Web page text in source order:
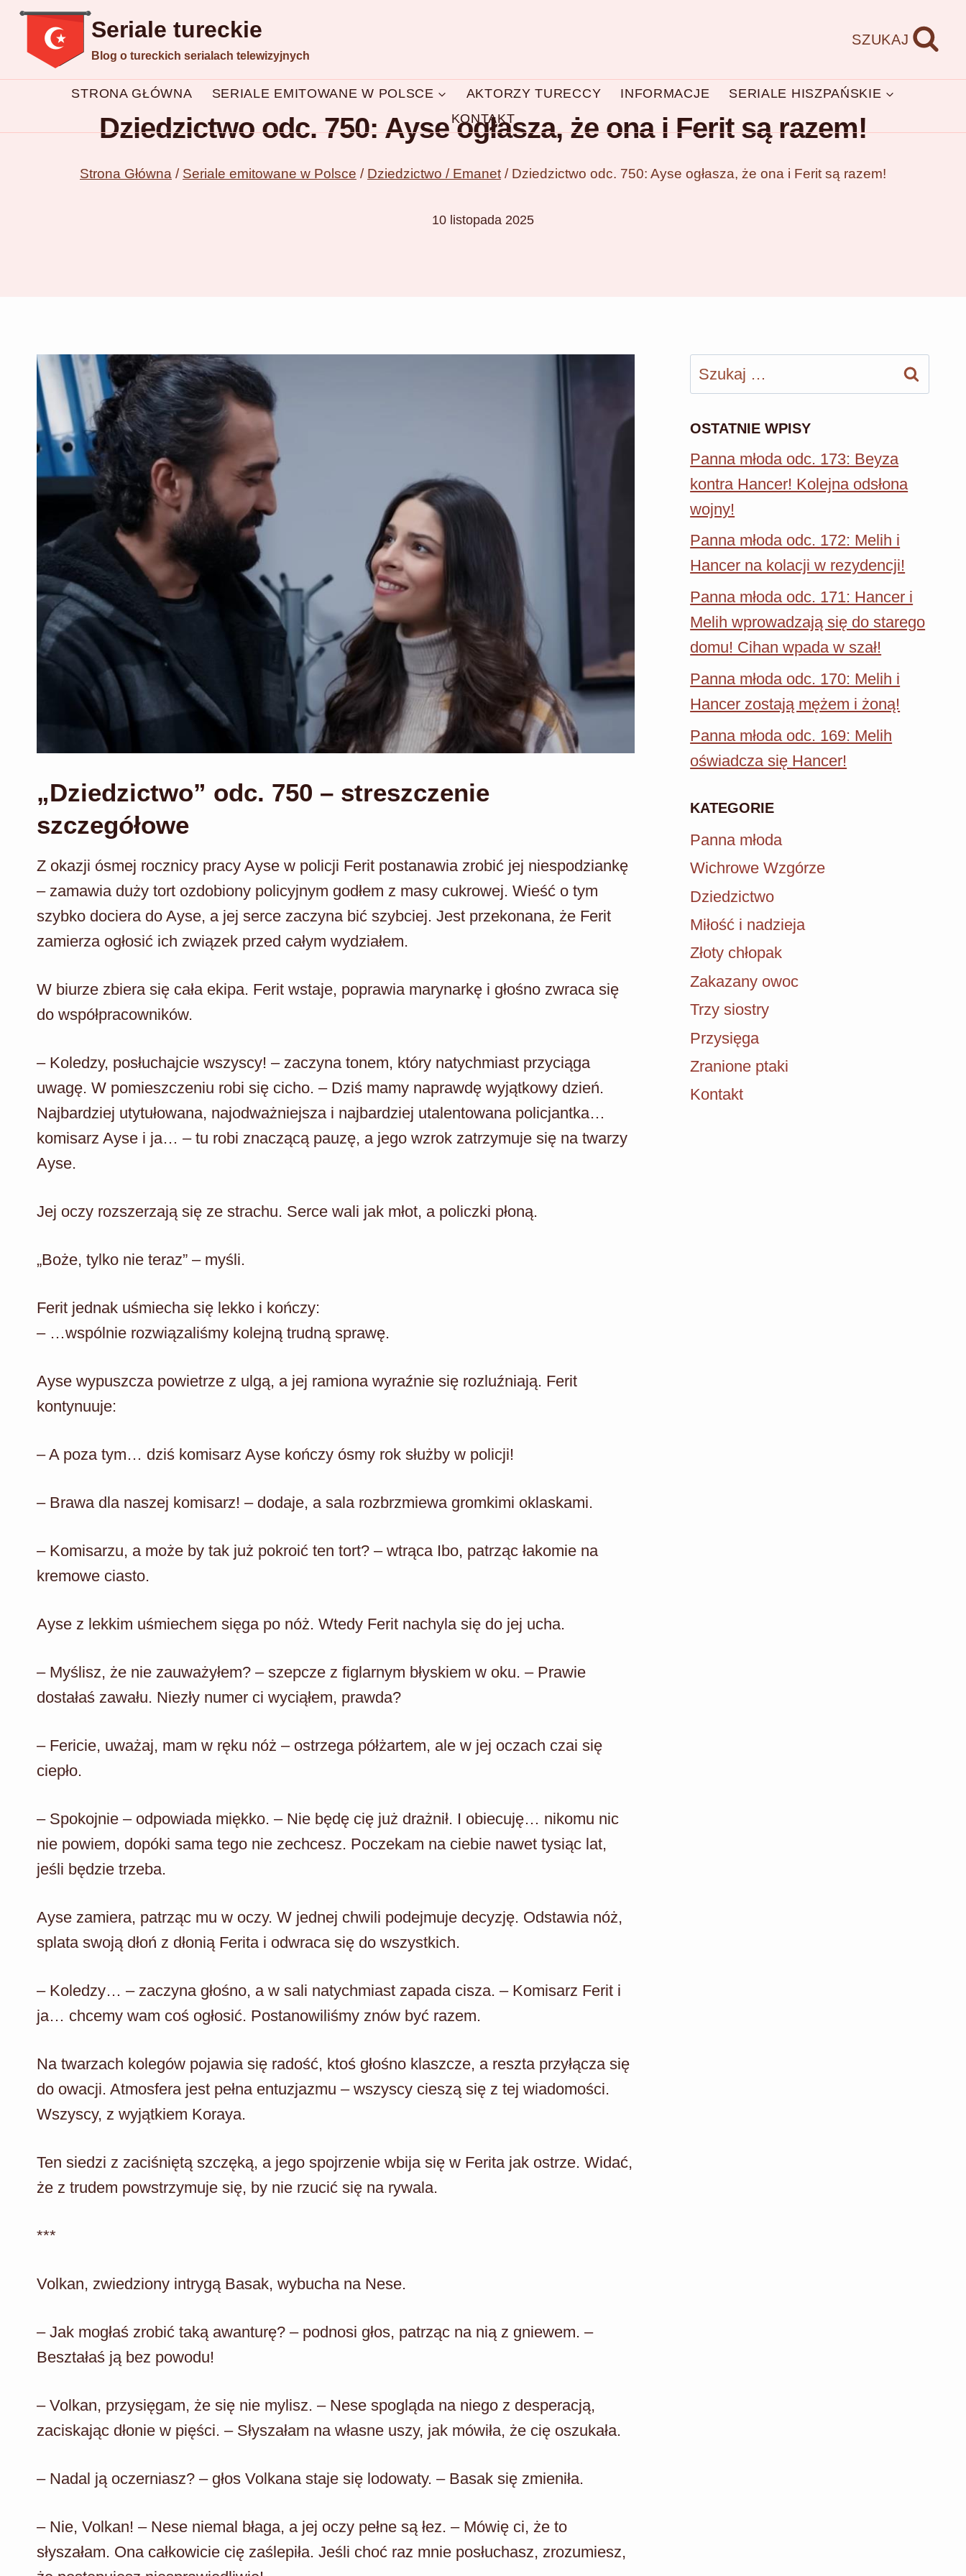
Przejdź
treści
Seriale tureckie
Blog o tureckich serialach telewizyjnych
SZUKAJ
STRONA GŁÓWNA SERIALE EMITOWANE W POLSCE AKTORZY TURECCY INFORMACJE
SERIALE HISZPAŃSKIE
KONTAKT
Dziedzictwo odc. 750: Ayse ogłasza, że ona i Ferit są razem!
Strona Główna / Seriale emitowane w Polsce / Dziedzictwo / Emanet / Dziedzictwo odc. 750: Ayse ogłasza, że ona i Ferit są razem!
10 listopada 2025
„Dziedzictwo” odc. 750 – streszczenie
szczegółowe
Z okazji ósmej rocznicy pracy Ayse w policji Ferit postanawia zrobić jej niespodziankę
– zamawia duży tort ozdobiony policyjnym godłem z masy cukrowej. Wieść o tym
szybko dociera do Ayse, a jej serce zaczyna bić szybciej. Jest przekonana, że Ferit
zamierza ogłosić ich związek przed całym wydziałem.
W biurze zbiera się cała ekipa. Ferit wstaje, poprawia marynarkę i głośno zwraca się
do współpracowników.
– Koledzy, posłuchajcie wszyscy! – zaczyna tonem, który natychmiast przyciąga
uwagę. W pomieszczeniu robi się cicho. – Dziś mamy naprawdę wyjątkowy dzień.
Najbardziej utytułowana, najodważniejsza i najbardziej utalentowana policjantka…
komisarz Ayse i ja… – tu robi znaczącą pauzę, a jego wzrok zatrzymuje się na twarzy
Ayse.
Jej oczy rozszerzają się ze strachu. Serce wali jak młot, a policzki płoną.
„Boże, tylko nie teraz” – myśli.
Ferit jednak uśmiecha się lekko i kończy:
– …wspólnie rozwiązaliśmy kolejną trudną sprawę.
Ayse wypuszcza powietrze z ulgą, a jej ramiona wyraźnie się rozluźniają. Ferit
kontynuuje:
– A poza tym… dziś komisarz Ayse kończy ósmy rok służby w policji!
– Brawa dla naszej komisarz! – dodaje, a sala rozbrzmiewa gromkimi oklaskami.
– Komisarzu, a może by tak już pokroić ten tort? – wtrąca Ibo, patrząc łakomie na
kremowe ciasto.
Ayse z lekkim uśmiechem sięga po nóż. Wtedy Ferit nachyla się do jej ucha.
– Myślisz, że nie zauważyłem? – szepcze z figlarnym błyskiem w oku. – Prawie
dostałaś zawału. Niezły numer ci wyciąłem, prawda?
– Fericie, uważaj, mam w ręku nóż – ostrzega półżartem, ale w jej oczach czai się
ciepło.
– Spokojnie – odpowiada miękko. – Nie będę cię już drażnił. I obiecuję… nikomu nic
nie powiem, dopóki sama tego nie zechcesz. Poczekam na ciebie nawet tysiąc lat,
jeśli będzie trzeba.
Ayse zamiera, patrząc mu w oczy. W jednej chwili podejmuje decyzję. Odstawia nóż,
splata swoją dłoń z dłonią Ferita i odwraca się do wszystkich.
– Koledzy… – zaczyna głośno, a w sali natychmiast zapada cisza. – Komisarz Ferit i
ja… chcemy wam coś ogłosić. Postanowiliśmy znów być razem.
Na twarzach kolegów pojawia się radość, ktoś głośno klaszcze, a reszta przyłącza się
do owacji. Atmosfera jest pełna entuzjazmu – wszyscy cieszą się z tej wiadomości.
Wszyscy, z wyjątkiem Koraya.
Ten siedzi z zaciśniętą szczęką, a jego spojrzenie wbija się w Ferita jak ostrze. Widać,
że z trudem powstrzymuje się, by nie rzucić się na rywala.
***
Volkan, zwiedziony intrygą Basak, wybucha na Nese.
– Jak mogłaś zrobić taką awanturę? – podnosi głos, patrząc na nią z gniewem. –
Beształaś ją bez powodu!
– Volkan, przysięgam, że się nie mylisz. – Nese spogląda na niego z desperacją,
zaciskając dłonie w pięści. – Słyszałam na własne uszy, jak mówiła, że cię oszukała.
– Nadal ją oczerniasz? – głos Volkana staje się lodowaty. – Basak się zmieniła.
– Nie, Volkan! – Nese niemal błaga, a jej oczy pełne są łez. – Mówię ci, że to
słyszałam. Ona całkowicie cię zaślepiła. Jeśli choć raz mnie posłuchasz, zrozumiesz,
Szukaj:
OSTATNIE WPISY
Panna młoda odc. 173: Beyza
kontra Hancer! Kolejna odsłona
wojny!
Panna młoda odc. 172: Melih i
Hancer na kolacji w rezydencji!
Panna młoda odc. 171: Hancer i
Melih wprowadzają się do starego
domu! Cihan wpada w szał!
Panna młoda odc. 170: Melih i
Hancer zostają mężem i żoną!
Panna młoda odc. 169: Melih
oświadcza się Hancer!
KATEGORIE
Panna młoda
Wichrowe Wzgórze
Dziedzictwo
Miłość i nadzieja
Złoty chłopak
Zakazany owoc
Trzy siostry
Przysięga
Zranione ptaki
Kontakt